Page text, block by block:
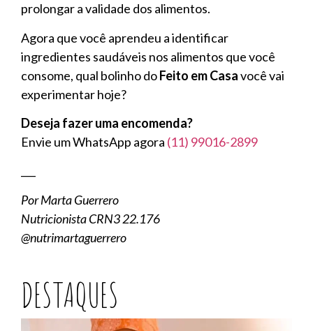
prolongar a validade dos alimentos.
Agora que você aprendeu a identificar
ingredientes saudáveis nos alimentos que você
consome, qual bolinho doFeito em Casavocê vai
experimentar hoje?
Deseja fazer uma encomenda?
Envie um WhatsApp agora (11) 99016-2899
Por Marta Guerrero
Nutricionista CRN3 22.176
@nutrimartaguerrero
DESTAQUES